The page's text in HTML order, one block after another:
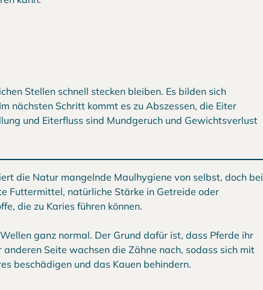
Stellen schnell stecken bleiben. Es bilden sich
nächsten Schritt kommt es zu Abszessen, die Eiter
und Eiterfluss sind Mundgeruch und Gewichtsverlust
die Natur mangelnde Maulhygiene von selbst, doch bei
Futtermittel, natürliche Stärke in Getreide oder
die zu Karies führen können.
ganz normal. Der Grund dafür ist, dass Pferde ihr
Seite wachsen die Zähne nach, sodass sich mit
beschädigen und das Kauen behindern.